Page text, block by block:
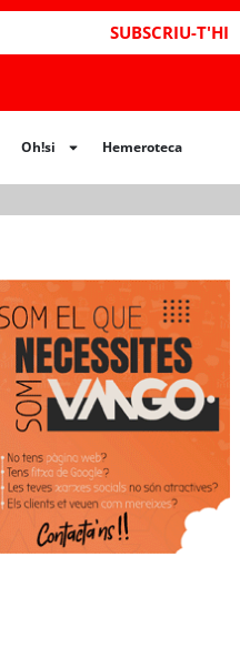
SUBSCRIU-T'HI
Oh!si Hemeroteca
Hemeroteca